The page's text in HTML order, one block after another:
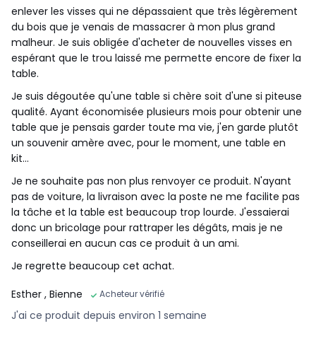
enlever les visses qui ne dépassaient que très légèrement
du bois que je venais de massacrer à mon plus grand
malheur. Je suis obligée d'acheter de nouvelles visses en
espérant que le trou laissé me permette encore de fixer la
table.
Je suis dégoutée qu'une table si chère soit d'une si piteuse
qualité. Ayant économisée plusieurs mois pour obtenir une
table que je pensais garder toute ma vie, j'en garde plutôt
un souvenir amère avec, pour le moment, une table en
kit...
Je ne souhaite pas non plus renvoyer ce produit. N'ayant
pas de voiture, la livraison avec la poste ne me facilite pas
la tâche et la table est beaucoup trop lourde. J'essaierai
donc un bricolage pour rattraper les dégâts, mais je ne
conseillerai en aucun cas ce produit à un ami.
Je regrette beaucoup cet achat.
Esther , Bienne Acheteur vérifié
J'ai ce produit depuis environ 1 semaine